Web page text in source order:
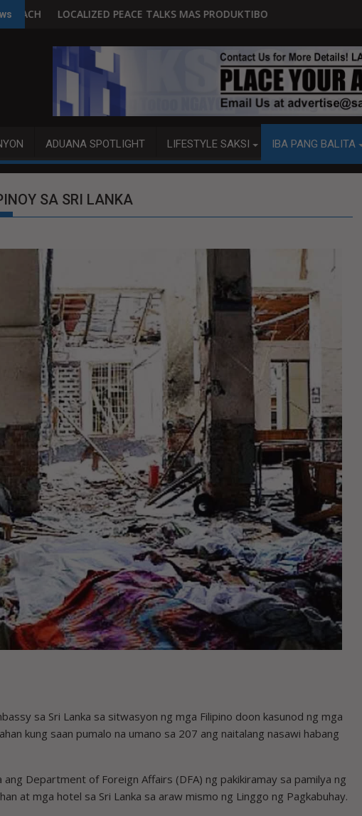
TALKS MAS PRODUKTIBO P92.8 MILYON ANG USAPAN,
ADUANA SPOTLIGHT LIFESTYLE SAKSI IBA PANG BALITA
SA SRI LANKA
sa Sri Lanka sa sitwasyon ng mga Filipino doon kasunod ng mga
kung saan pumalo na umano sa 207 ang naitalang nasawi habang
Department of Foreign Affairs (DFA) ng pakikiramay sa pamilya ng
at mga hotel sa Sri Lanka sa araw mismo ng Linggo ng Pagkabuhay.